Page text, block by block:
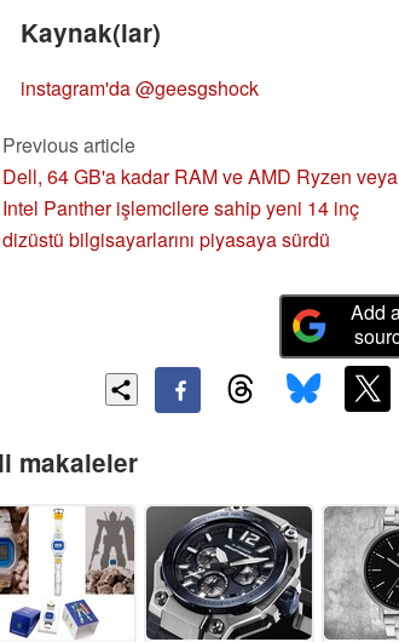
Kaynak(lar)
instagram'da @geesgshock
Previous article
Dell, 64 GB'a kadar RAM ve AMD Ryzen veya
Intel Panther işlemcilere sahip yeni 14 inç
dizüstü bilgisayarlarını piyasaya sürdü
Add
makaleler